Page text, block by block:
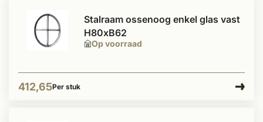
Op voorraad
Stalraam ossenoog enkel glas vast
H80xB62
412,65Per stuk